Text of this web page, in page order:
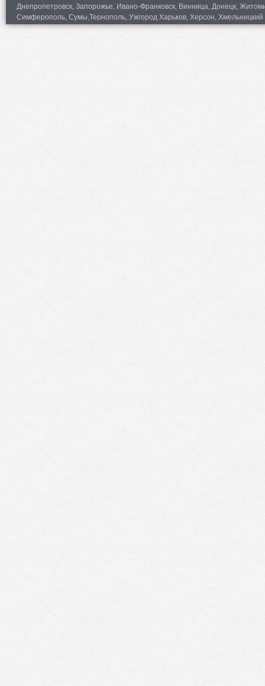
Днепропетровск, Запорожье, Ивано-Франковск, Винница, Донецк,
Симферополь, Сумы,Тернополь, Ужгород Харьков, Херсон,